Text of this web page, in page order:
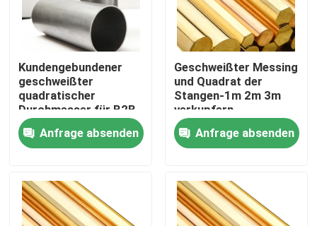
Haus
Videos
Kundengebundener
geschweißter
quadratischer
Durchmesser für B2B-
Gebrauch
Anfrage absenden
Geschweißter Messing
und Quadrat der
Stangen-1m 2m 3m
verkupfern
Anfrage absenden